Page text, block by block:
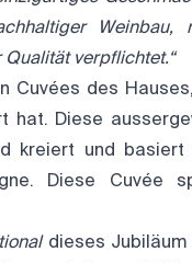
Weinbau,
verpflichtet.“
Cuvées des
hat. Diese
kreiert und
Diese Cuvée
dieses Jubiläum